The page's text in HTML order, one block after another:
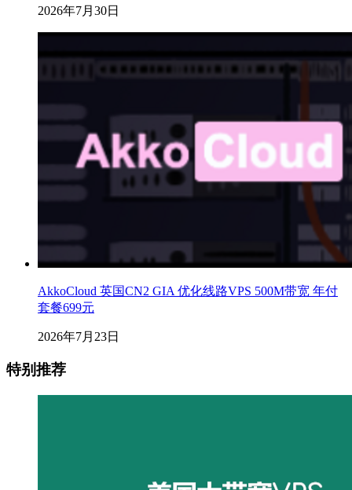
2026年7月30日
AkkoCloud 英国CN2 GIA 优化线路VPS 500M带宽 年付
套餐699元
2026年7月23日
特别推荐